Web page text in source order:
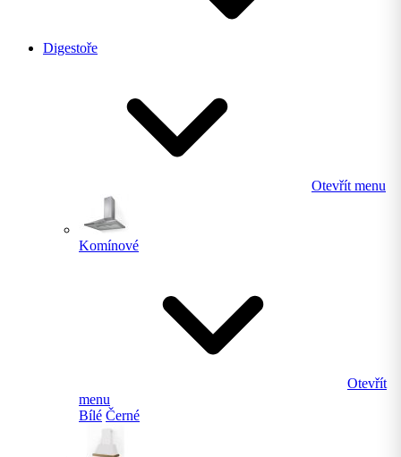
Digestoře
Otevřít menu
Komínové
Otevřít
menu
Bílé Černé